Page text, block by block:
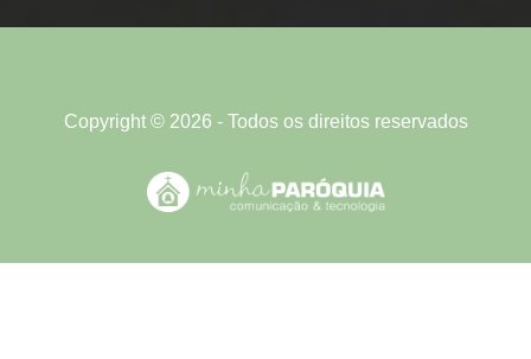
Copyright © 2026 - Todos os direitos reservados